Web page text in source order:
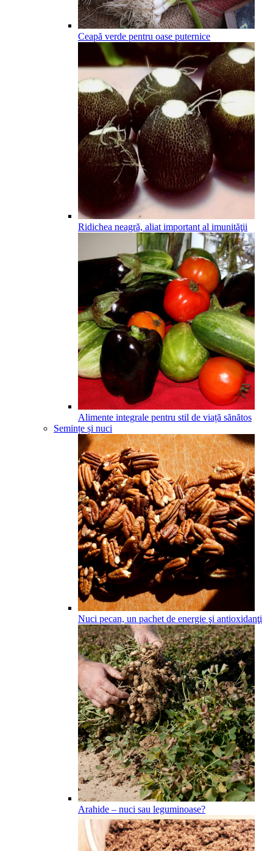
Ceapă verde pentru oase puternice
Ridichea neagră, aliat important al imunităţii
Alimente integrale pentru stil de viață sănătos
Semințe și nuci
Nuci pecan, un pachet de energie şi antioxidanţi
Arahide – nuci sau leguminoase?